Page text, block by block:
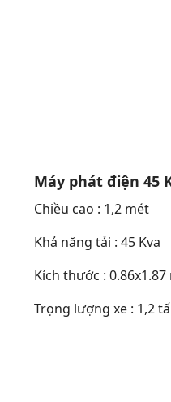
Máy phát điện 45
Chiều cao : 1,2 mét
Khả năng tải : 45 Kva
Kích thước : 0.86x1.87
Trọng lượng xe : 1,2